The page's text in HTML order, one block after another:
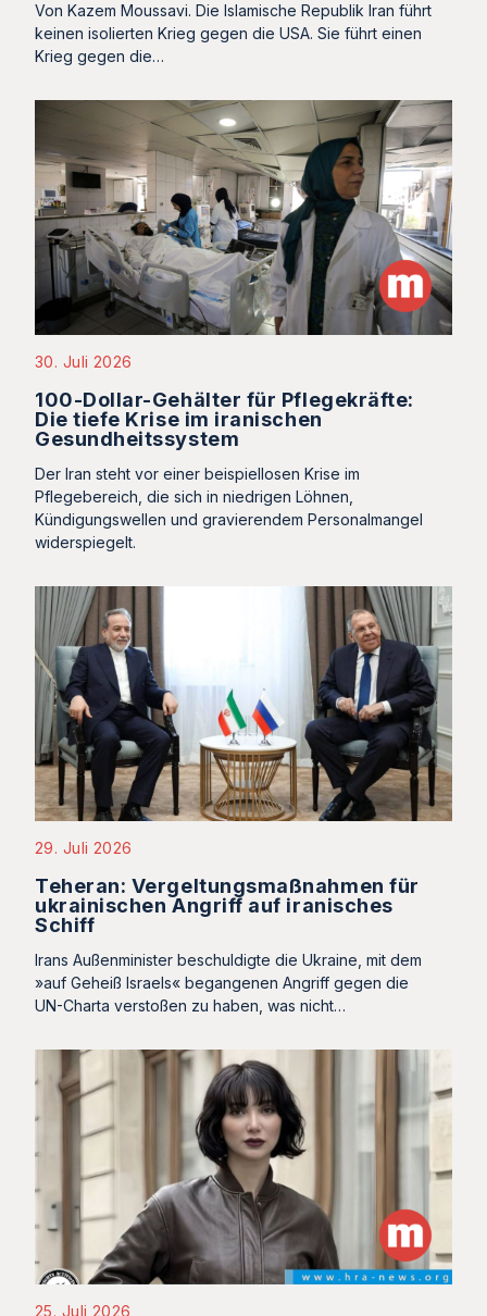
Von Kazem Moussavi. Die Islamische Republik Iran führt
keinen isolierten Krieg gegen die USA. Sie führt einen
Krieg gegen die…
30. Juli 2026
100-Dollar-Gehälter für Pflegekräfte:
Die tiefe Krise im iranischen
Gesundheitssystem
Der Iran steht vor einer beispiellosen Krise im
Pflegebereich, die sich in niedrigen Löhnen,
Kündigungswellen und gravierendem Personalmangel
widerspiegelt.
29. Juli 2026
Teheran: Vergeltungsmaßnahmen für
ukrainischen Angriff auf iranisches
Schiff
Irans Außenminister beschuldigte die Ukraine, mit dem
»auf Geheiß Israels« begangenen Angriff gegen die
UN-Charta verstoßen zu haben, was nicht…
25. Juli 2026